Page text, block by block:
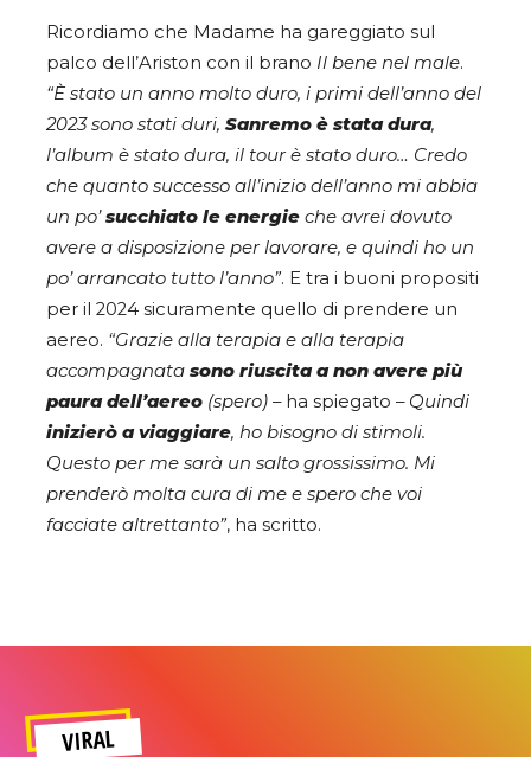
Ricordiamo che Madame ha gareggiato sul
palco dell’Ariston con il brano Il bene nel male.
“È stato un anno molto duro, i primi dell’anno del
2023 sono stati duri, Sanremo è stata dura,
l’album è stato dura, il tour è stato duro… Credo
che quanto successo all’inizio dell’anno mi abbia
un po’succhiato le energie che avrei dovuto
avere a disposizione per lavorare, e quindi ho un
po’ arrancato tutto l’anno”. E tra i buoni propositi
per il 2024 sicuramente quello di prendere un
aereo. “Grazie alla terapia e alla terapia
accompagnata sono riuscita a non avere più
paura dell’aereo (spero) – ha spiegato – Quindi
inizierò a viaggiare, ho bisogno di stimoli.
Questo per me sarà un salto grossissimo. Mi
prenderò molta cura di me e spero che voi
facciate altrettanto”, ha scritto.
VIRAL